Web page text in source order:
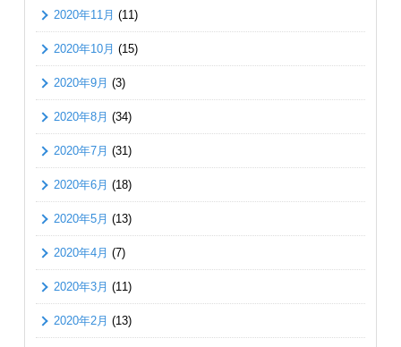
2020年11月 (11)
2020年10月 (15)
2020年9月 (3)
2020年8月 (34)
2020年7月 (31)
2020年6月 (18)
2020年5月 (13)
2020年4月 (7)
2020年3月 (11)
2020年2月 (13)